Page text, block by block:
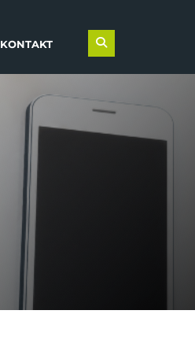
KONTAKT